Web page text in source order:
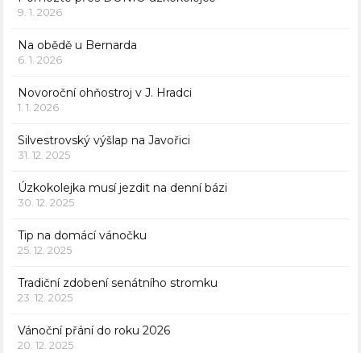
9. 1. 2026
Na obědě u Bernarda
6. 1. 2026
Novoroční ohňostroj v J. Hradci
1. 1. 2026
Silvestrovský výšlap na Javořici
31. 12. 2025
Úzkokolejka musí jezdit na denní bázi
30. 12. 2025
Tip na domácí vánočku
25. 12. 2025
Tradiční zdobení senátního stromku
23. 12. 2025
Vánoční přání do roku 2026
20. 12. 2025